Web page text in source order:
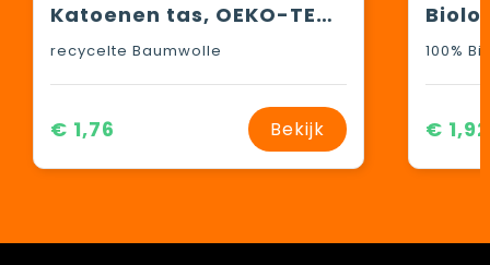
Katoenen tas, OEKO-TEX 100
recycelte Baumwolle
€ 1,76 Bekijk
100%
€ 1,92